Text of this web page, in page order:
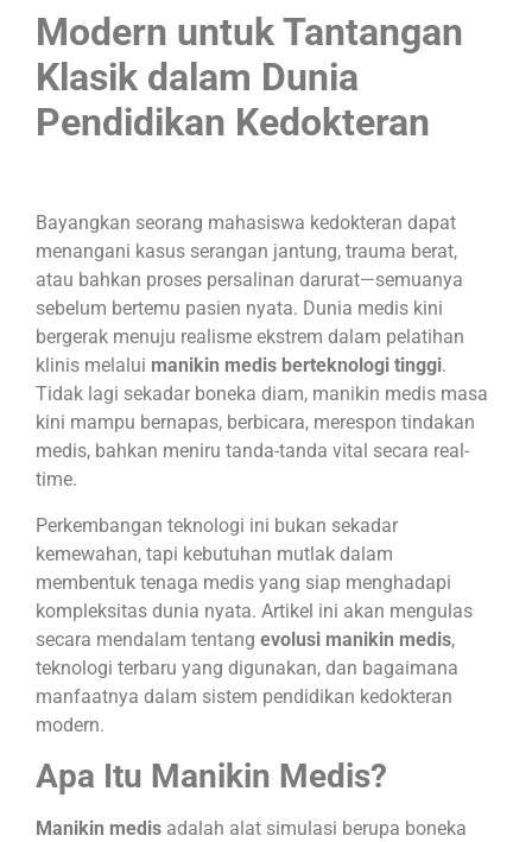
Modern untuk Tantangan
Klasik dalam Dunia
Pendidikan Kedokteran
Bayangkan seorang mahasiswa kedokteran dapat
menangani kasus serangan jantung, trauma berat,
atau bahkan proses persalinan darurat—semuanya
sebelum bertemu pasien nyata. Dunia medis kini
bergerak menuju realisme ekstrem dalam pelatihan
klinis melalui manikin medis berteknologi tinggi.
Tidak lagi sekadar boneka diam, manikin medis masa
kini mampu bernapas, berbicara, merespon tindakan
medis, bahkan meniru tanda-tanda vital secara real-
time.
Perkembangan teknologi ini bukan sekadar
kemewahan, tapi kebutuhan mutlak dalam
membentuk tenaga medis yang siap menghadapi
kompleksitas dunia nyata. Artikel ini akan mengulas
secara mendalam tentang evolusi manikin medis,
teknologi terbaru yang digunakan, dan bagaimana
manfaatnya dalam sistem pendidikan kedokteran
modern.
Apa Itu Manikin Medis?
Manikin medis adalah alat simulasi berupa boneka